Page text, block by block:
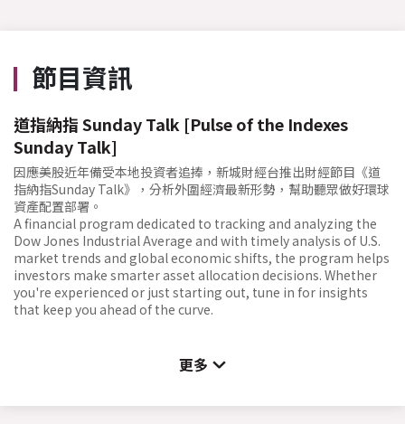
節目資訊
道指納指 Sunday Talk [Pulse of the Indexes
Sunday Talk]
因應美股近年備受本地投資者追捧，新城財經台推出財經節目《道
指納指Sunday Talk》，分析外圍經濟最新形勢，幫助聽眾做好環球
資產配置部署。
A financial program dedicated to tracking and analyzing the
Dow Jones Industrial Average and with timely analysis of U.S.
market trends and global economic shifts, the program helps
investors make smarter asset allocation decisions. Whether
you're experienced or just starting out, tune in for insights
that keep you ahead of the curve.
更多